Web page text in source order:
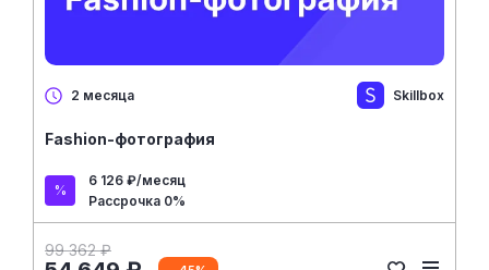
2 месяца Skillbox
Fashion-фотография
6 126 ₽/месяц
Рассрочка 0%
99 362 ₽